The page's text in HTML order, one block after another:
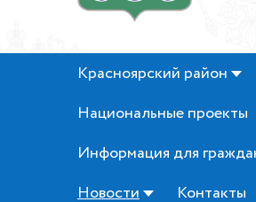
Красноярский район
Национальные проекты
Информация для
Новости
Контакты